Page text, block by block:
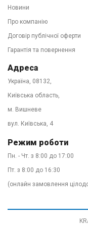
супермаркетів Ви
драбину з
представництві в
люблять
Новини
Про компанію
Договір публічної оферти
Гарантія та повернення
Адреса
Україна, 08132,
Київська область,
м. Вишневе
вул. Київська, 4
Режим роботи
Пн. - Чт. з 8:00 до 17:00
Пт. з 8:00 до 16:30
(онлайн замовлення